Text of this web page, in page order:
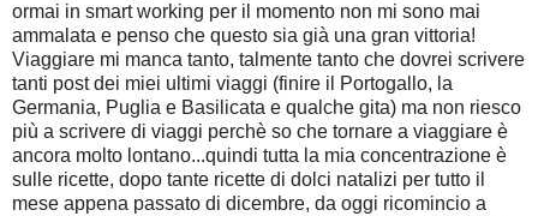
ormai in smart working per il momento non mi sono mai
ammalata e penso che questo sia già una gran vittoria!
Viaggiare mi manca tanto, talmente tanto che dovrei scrivere
tanti post dei miei ultimi viaggi (finire il Portogallo, la
Germania, Puglia e Basilicata e qualche gita) ma non riesco
più a scrivere di viaggi perchè so che tornare a viaggiare è
ancora molto lontano...quindi tutta la mia concentrazione è
sulle ricette, dopo tante ricette di dolci natalizi per tutto il
mese appena passato di dicembre, da oggi ricomincio a